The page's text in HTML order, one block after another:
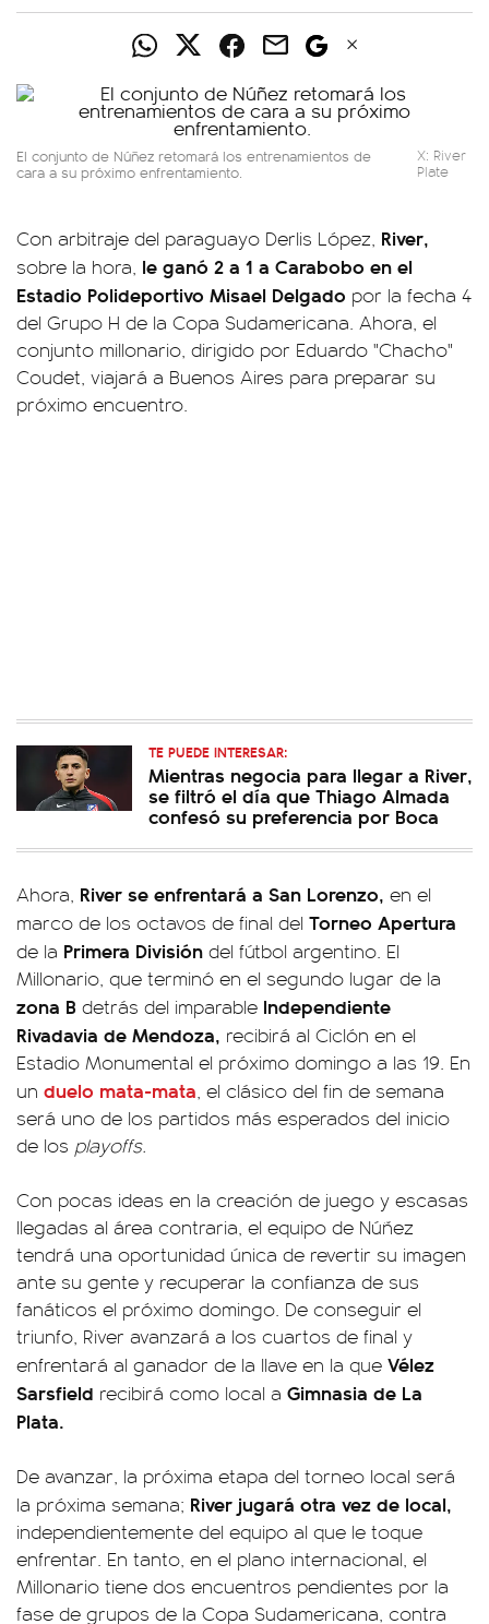
El conjunto de Núñez retomará los entrenamientos de
cara a su próximo enfrentamiento.
X: River
Plate
Con arbitraje del paraguayo Derlis López, River,
sobre la hora, le ganó 2 a 1 a Carabobo en el
Estadio Polideportivo Misael Delgado por la fecha 4
del Grupo H de la Copa Sudamericana. Ahora, el
conjunto millonario, dirigido por Eduardo "Chacho"
Coudet, viajará a Buenos Aires para preparar su
próximo encuentro.
TE PUEDE INTERESAR:
Mientras negocia para llegar a River,
se filtró el día que Thiago Almada
confesó su preferencia por Boca
Ahora, River se enfrentará a San Lorenzo, en el
marco de los octavos de final del Torneo Apertura
de la Primera División del fútbol argentino. El
Millonario, que terminó en el segundo lugar de la
zona B detrás del imparable Independiente
Rivadavia de Mendoza, recibirá al Ciclón en el
Estadio Monumental el próximo domingo a las 19. En
un duelo mata-mata, el clásico del fin de semana
será uno de los partidos más esperados del inicio
de los playoffs.
Con pocas ideas en la creación de juego y escasas
llegadas al área contraria, el equipo de Núñez
tendrá una oportunidad única de revertir su imagen
ante su gente y recuperar la confianza de sus
fanáticos el próximo domingo. De conseguir el
triunfo, River avanzará a los cuartos de final y
enfrentará al ganador de la llave en la que Vélez
Sarsfield recibirá como local a Gimnasia de La
Plata.
De avanzar, la próxima etapa del torneo local será
la próxima semana; River jugará otra vez de local,
independientemente del equipo al que le toque
enfrentar. En tanto, en el plano internacional, el
Millonario tiene dos encuentros pendientes por la
fase de grupos de la Copa Sudamericana, contra